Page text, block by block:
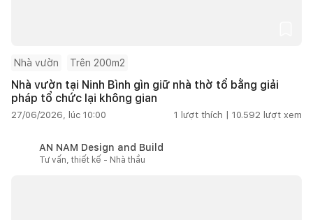
Nhà vườn Trên 200m2
Nhà vườn tại Ninh Bình gìn giữ nhà thờ tổ bằng giải
pháp tổ chức lại không gian
27/06/2026, lúc 10:00 1 lượt thích | 10.592 lượt xem
AN NAM Design and Build
Tư vấn, thiết kế - Nhà thầu